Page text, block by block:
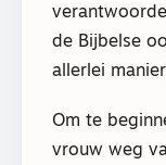
de Bijbelse
allerlei
Om te
vrouw weg